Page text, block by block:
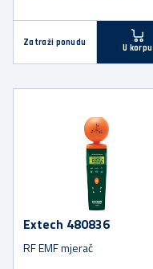
Zatraži ponudu
U korpu
Extech 480836
RF EMF mjerač